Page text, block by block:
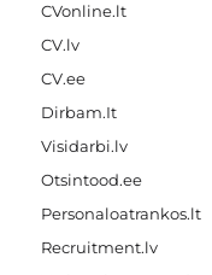
CVonline.lt
CV.lv
CV.ee
Dirbam.It
Visidarbi.lv
Otsintood.ee
Personaloatrankos.lt
Recruitment.lv